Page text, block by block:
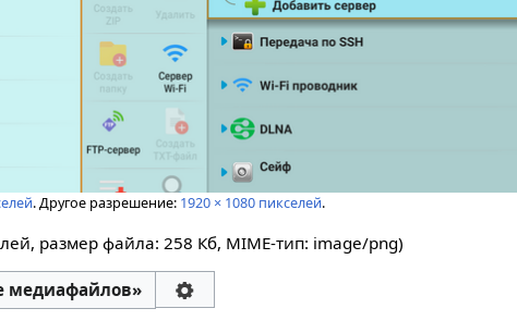
.Другое разрешение: 1920 × 1080 пикселей.
размер файла: 258 Кб, MIME-тип: image/png)
медиафайлов»